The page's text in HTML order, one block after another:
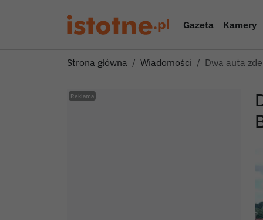
Gazeta Kamery
Strona główna Wiadomości Dwa auta